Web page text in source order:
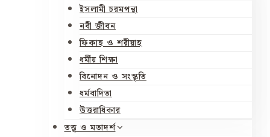
ইসলামী চরমপন্থা
নবী জীবন
ফিকাহ ও শরীয়াহ
ধর্মীয় শিক্ষা
বিনোদন ও সংস্কৃতি
ধর্মবাদিতা
উত্তরাধিকার
তত্ত্ব ও মতাদর্শ